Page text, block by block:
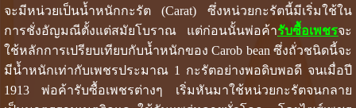
จะมีหน่วยเป็นน้ำหนักกะรัต (Carat) ซึ่งหน่วยกะรัตนี้มีเริ่มใช้ใน
การชั่งอัญมณีตั้งแต่สมัยโบราณ แต่ก่อนนั้นพ่อค้ารับซื้อเพชรจะ
ใช้หลักการเปรียบเทียบกับน้ำหนักของ Carob bean ซึ่งถั่วชนิดนี้จะ
มีน้ำหนักเท่ากับเพชรประมาณ 1 กะรัตอย่างพอดิบพอดี จนเมื่อปี
1913 พ่อค้ารับซื้อเพชรต่างๆ เริ่มหันมาใช้หน่วยกะรัตจนกลาย